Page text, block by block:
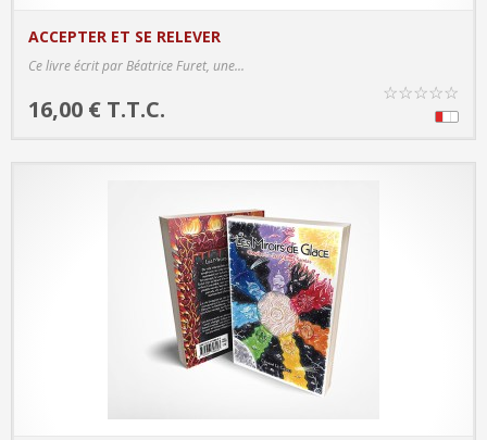
ACCEPTER ET SE RELEVER
Ce livre écrit par Béatrice Furet, une...
16,00 € T.T.C.
☆☆☆☆☆